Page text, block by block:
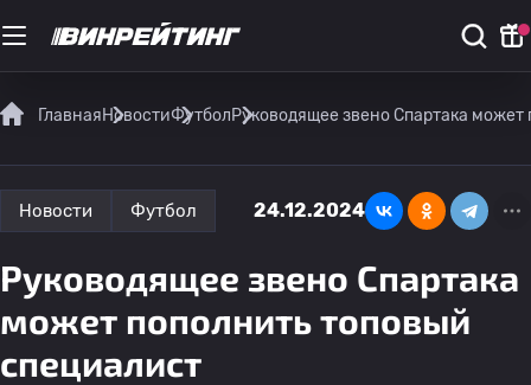
ГлавнаяНовостиФутболРуководящее звено Спартака
Новости Футбол 24.12.2024
Руководящее звено Спартака
может пополнить топовый
специалист